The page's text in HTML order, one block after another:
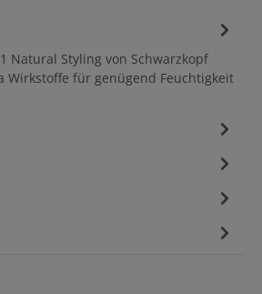
Natural Styling von Schwarzkopf
Wirkstoffe für genügend Feuchtigkeit